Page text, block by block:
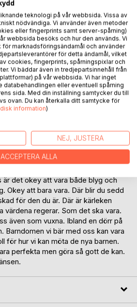
en berättelse bestående av flera.
som barnet är i, eller den vuxne
förhålla sig till, bearbeta. Den
barndomen är det paradis som
om mörker också finns där, men alltid
trygghet som säkrar och bevarar
Det kan symboliseras av en plats
är det okey att vara både blyg och
Okey att bara vara. Där blir du sedd
för den du är. Där är kärleken
värdena regerar. Som det ska vara.
även som vuxna. Ibland en dörr på
Barndomen vi bär med oss kan vara
för hur vi kan möta de nya barnen.
perfekta men göra så gott de kan.
teknologi på vår webbsida. Vissa av
nödvändiga. Vi använder även metoder
eller fingerprints samt server-spårning)
webbsida besöks och hur den används. Vi
marknadsföringsändamål och använder
för detta ändamål, vilket
cookies, fingerprints, spårningspixlar och
Vi bäddar även in tredjepartsinnehåll från
på vår webbsida. Vi har inget
databehandlingen eller eventuell spårning
sida. Med din inställning samtycker du till
ovan. Du kan återkalla ditt samtycke för
information)
NEJ, JUSTERA
ACCEPTERA ALLA